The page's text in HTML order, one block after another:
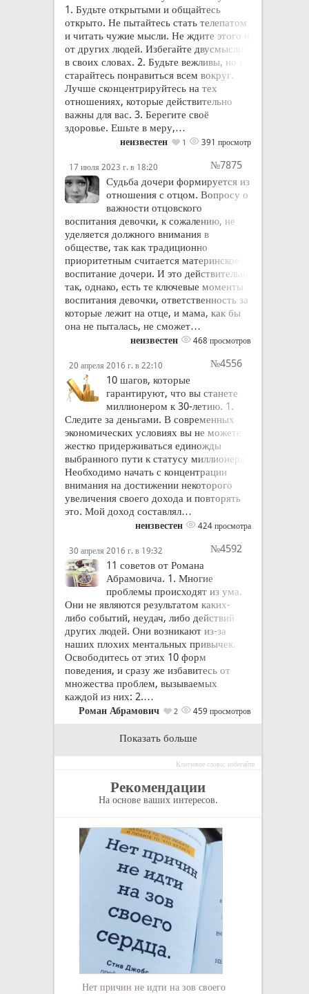
1. Будьте открытыми и общайтесь
открыто. Не пытайтесь стать телепатом
и читать чужие мысли. Не ждите этого и
от других людей. Избегайте двусмыслиц
в своих словах. 2. Будьте вежливы, но не
старайтесь понравиться всем вокруг.
Лучше сконцентрируйтесь на тех
отношениях, которые действительно
важны для вас. 3. Берегите своё
здоровье. Ешьте в меру,…
неизвестен 1 391 просмотр
17 июля 2023 г. в 18:20
№7875
Судьба дочери формируется из
отношения с отцом. Вопросу о
важности отцовского
воспитания девочки, к сожалению, не
уделяется должного внимания в
обществе, так как традиционно
приоритетным считается материнское
воспитание дочери. И это действительно
так, однако, есть те ключевые моменты
воспитания девочки, ответственность за
которые лежит на отце, и мама, как бы
она не пыталась, не сможет…
неизвестен 468 просмотров
20 апреля 2016 г. в 22:10
№4556
10 шагов, которые
гарантируют, что вы станете
миллионером к 30-летию. 1.
Следите за деньгами. В современных
экономических условиях вы не можете
жестко придерживаться единожды
выбранного пути к статусу миллионера.
Необходимо начать с концентрации
внимания на достижении некоторого
увеличения своего дохода и повторять
это. Мой доход составлял…
неизвестен 424 просмотра
30 апреля 2016 г. в 19:32
№4592
11 советов от Романа
Абрамовича. 1. Многие
проблемы происходят из ума.
Они не являются результатом каких-
либо событий, неудач, либо действий
других людей. Они возникают из-за
наших плохих ментальных привычек.
Освободитесь от этих 10 форм
поведения, и сразу же избавитесь от
множества проблем, вызываемых
каждой из них: 2.…
Роман Абрамович 2 459 просмотров
Показать больше
Ключевое слово: избегайте
Рекомендации
На основе ваших интересов.
Нет причин не идти на зов своего